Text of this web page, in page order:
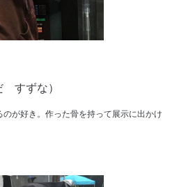
すずな）
が好き。作った骨を持って展示に出かけ